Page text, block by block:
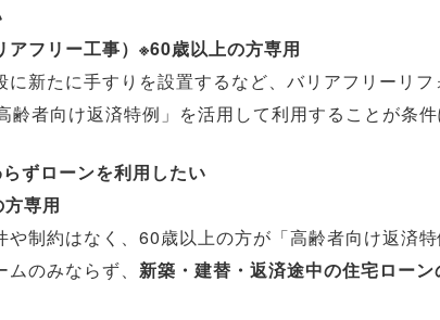
アフリー工事）※60歳以上の方専用
新たに手すりを設置するなど、バリアフリーリフ
者向け返済特例」を活用して利用することが条件
ずローンを利用したい
専用
や制約はなく、60歳以上の方が「高齢者向け返済
のみならず、 新築・建替・返済途中の住宅ロー